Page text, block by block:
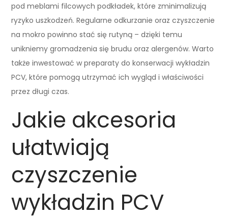
pod meblami filcowych podkładek, które zminimalizują
ryzyko uszkodzeń. Regularne odkurzanie oraz czyszczenie
na mokro powinno stać się rutyną – dzięki temu
unikniemy gromadzenia się brudu oraz alergenów. Warto
także inwestować w preparaty do konserwacji wykładzin
PCV, które pomogą utrzymać ich wygląd i właściwości
przez długi czas.
Jakie akcesoria
ułatwiają
czyszczenie
wykładzin PCV